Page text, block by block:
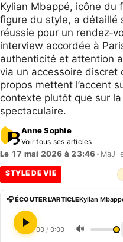
Kylian Mbappé, icône
figure du style, a détaillé
réussie pour un
interview accordée à
authenticité et attention
via un accessoire discret
propos mettent l’accent
contexte plutôt que sur la
spectaculaire.
Anne Sophie
Voir tous ses articles
Le 17 mai 2026 à 23:46• MàJ
STYLE DE VIE
🎧 ÉCOUTER L'ARTICLE
0:00 / 0:00 🔊